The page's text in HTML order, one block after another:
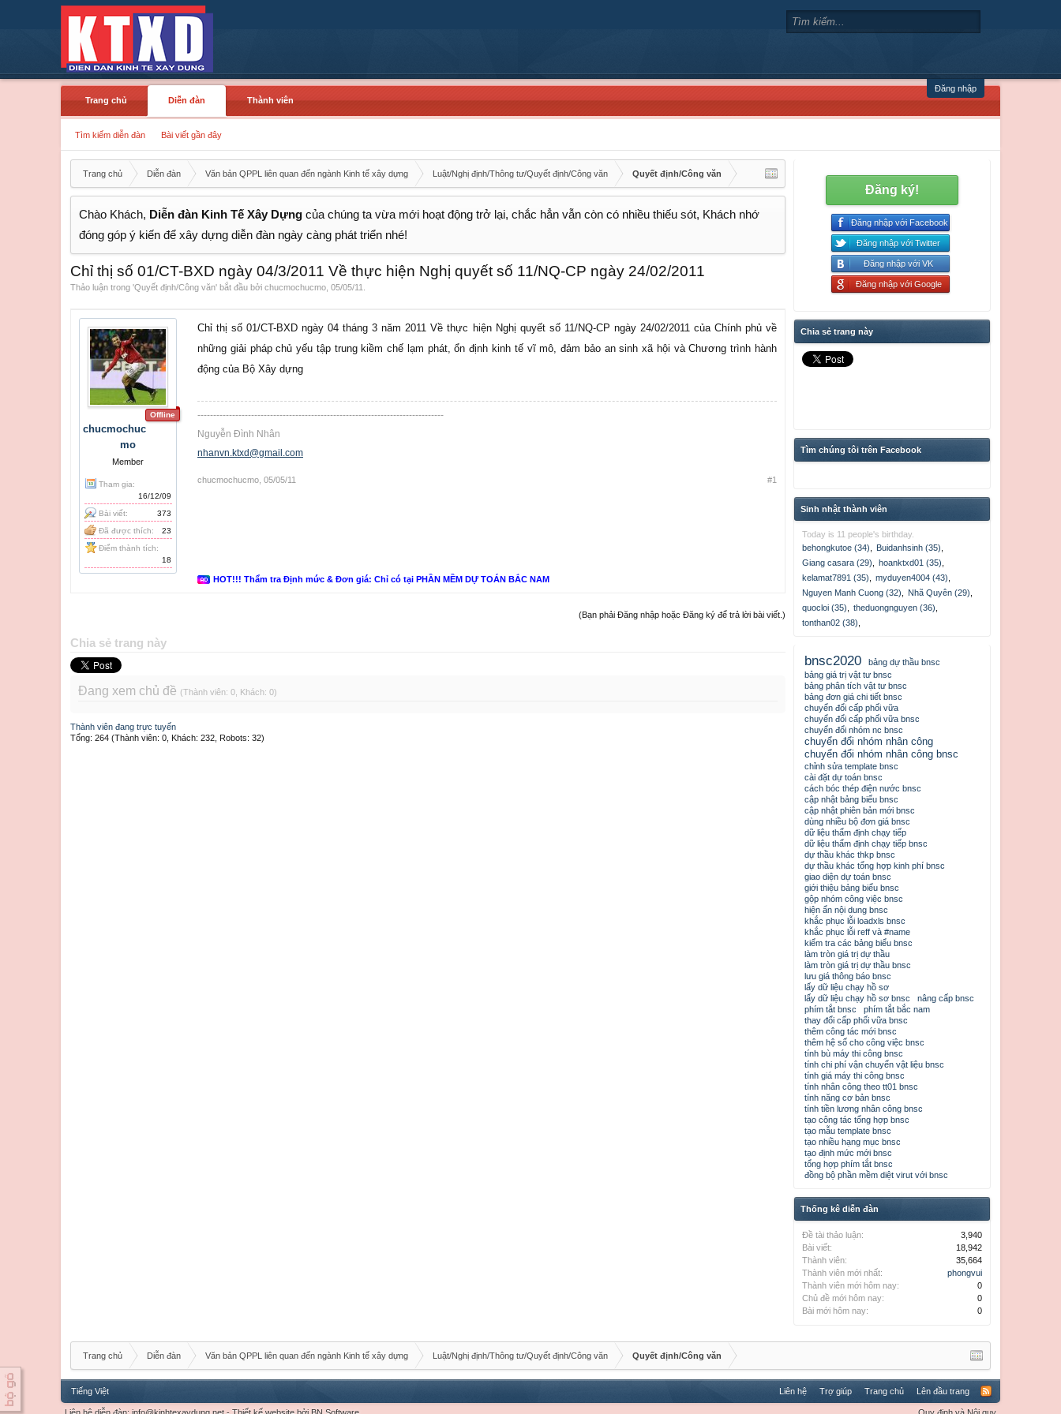
Đăng nhập
Trang chủ
Diễn đàn
Tìm kiếm diễn đàn Bài viết gần đây
Thành viên
Trang chủ Diễn đàn Văn bản QPPL liên quan đến ngành Kinh tế xây dựng Luật/Nghị định/Thông tư/Quyết định/Công văn Quyết định/Công văn
Chào Khách, Diễn đàn Kinh Tế Xây Dựng của chúng ta vừa mới hoạt động trở lại, chắc hẳn vẫn còn có nhiều thiếu sót, Khách nhớ
đóng góp ý kiến để xây dựng diễn đàn ngày càng phát triển nhé!
Chỉ thị số 01/CT-BXD ngày 04/3/2011 Về thực hiện Nghị quyết số 11/NQ-CP ngày 24/02/2011
Thảo luận trong 'Quyết định/Công văn' bắt đầu bởi chucmochucmo 05/05/11
Offline
chucmochuc
mo
Member
Tham gia:
16/12/09
Bài viết:
373
Đã được thích:
23
Điểm thành tích:
18
Chỉ thị số 01/CT-BXD ngày 04 tháng 3 năm 2011 Về thực hiện Nghị quyết số 11/NQ-CP ngày 24/02/2011 của Chính phủ về
những giải pháp chủ yếu tập trung kiềm chế lạm phát, ổn định kinh tế vĩ mô, đảm bảo an sinh xã hội và Chương trình hành
động của Bộ Xây dựng
------------------------------------------------------------------------------
Nguyễn Đình Nhân
nhanvn.ktxd@gmail.com
chucmochucmo 05/05/11 #1
HOT!!! Thẩm tra Định mức & Đơn giá: Chỉ có tại PHẦN MỀM DỰ TOÁN BẮC NAM
(Bạn phải Đăng nhập hoặc Đăng ký để trả lời bài viết.)
Chia sẻ trang này
Đang xem chủ đề (Thành viên: 0, Khách: 0)
Thành viên đang trực tuyến
Tổng: 264 (Thành viên: 0, Khách: 232, Robots: 32)
Đăng ký!
Đăng nhập với Facebook
Đăng nhập với Twitter
Đăng nhập với VK
Đăng nhập với Google
Chia sẻ trang này
Tìm chúng tôi trên Facebook
Sinh nhật thành viên
Today is 11 people's birthday.
behongkutoe (34)
Buidanhsinh (35)
Giang casara (29)
hoanktxd01 (35)
kelamat7891 (35)
myduyen4004 (43)
Nguyen Manh Cuong (32)
Nhã Quyên (29)
quocloi (35)
theduongnguyen (36)
tonthan02 (38)
bnsc2020
bảng dự thầu bnsc
bảng giá trị vật tư bnsc
bảng phân tích vật tư bnsc
bảng đơn giá chi tiết bnsc
chuyển đổi cấp phối vữa
chuyển đổi cấp phối vữa bnsc
chuyển đổi nhóm nc bnsc
chuyển đổi nhóm nhân công
chuyển đổi nhóm nhân công bnsc
chỉnh sửa template bnsc
cài đặt dự toán bnsc
cách bóc thép điện nước bnsc
cập nhật bảng biểu bnsc
cập nhật phiên bản mới bnsc
dùng nhiều bộ đơn giá bnsc
dữ liệu thẩm định chạy tiếp
dữ liệu thẩm định chạy tiếp bnsc
dự thầu khác thkp bnsc
dự thầu khác tổng hợp kinh phí bnsc
giao diện dự toán bnsc
giới thiệu bảng biểu bnsc
gộp nhóm công việc bnsc
hiện ẩn nội dung bnsc
khắc phục lỗi loadxls bnsc
khắc phục lỗi reff và #name
kiểm tra các bảng biểu bnsc
làm tròn giá trị dự thầu
làm tròn giá trị dự thầu bnsc
lưu giá thông báo bnsc
lấy dữ liệu chạy hồ sơ
lấy dữ liệu chạy hồ sơ bnsc
nâng cấp bnsc
phím tắt bnsc
phím tắt bắc nam
thay đổi cấp phối vữa bnsc
thêm công tác mới bnsc
thêm hệ số cho công việc bnsc
tính bù máy thi công bnsc
tính chi phí vận chuyển vật liệu bnsc
tính giá máy thi công bnsc
tính nhân công theo tt01 bnsc
tính năng cơ bản bnsc
tính tiền lương nhân công bnsc
tạo công tác tổng hợp bnsc
tạo mẫu template bnsc
tạo nhiều hạng mục bnsc
tạo định mức mới bnsc
tổng hợp phím tắt bnsc
đồng bộ phần mềm diệt virut với bnsc
Thống kê diễn đàn
Đề tài thảo luận:
3,940
Bài viết:
18,942
Thành viên:
35,664
Thành viên mới nhất:
phongvui
Thành viên mới hôm nay:
0
Chủ đề mới hôm nay:
0
Bài mới hôm nay:
0
Trang chủ Diễn đàn Văn bản QPPL liên quan đến ngành Kinh tế xây dựng Luật/Nghị định/Thông tư/Quyết định/Công văn Quyết định/Công văn
Tiếng Việt Liên hệ Trợ giúp Trang chủ Lên đầu trang